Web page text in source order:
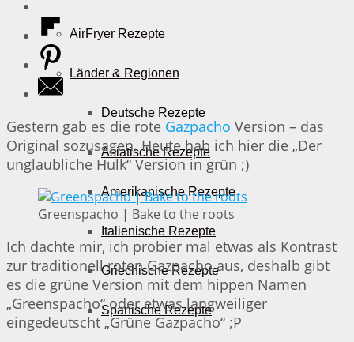
AirFryer Rezepte
Länder & Regionen
Deutsche Rezepte
Asiatische Rezepte
Amerikanische Rezepte
Italienische Rezepte
Griechische Rezepte
Spanische Rezepte
Gestern gab es die rote Gazpacho Version – das
Original sozusagen. Heute hab ich hier die „Der
unglaubliche Hulk“ Version in grün ;)
Greenspacho | Bake to the roots
Ich dachte mir, ich probier mal etwas als Kontrast
zur traditionell roten Gazpacho aus, deshalb gibt
es die grüne Version mit dem hippen Namen
„Greenspacho“ oder etwas langweiliger
eingedeutscht „Grüne Gazpacho“ ;P